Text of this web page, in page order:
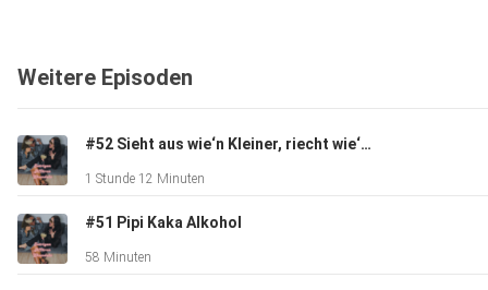
Weitere Episoden
#52 Sieht aus wie‘n Kleiner, riecht wie‘n Großer
1 Stunde 12 Minuten
#51 Pipi Kaka Alkohol
58 Minuten